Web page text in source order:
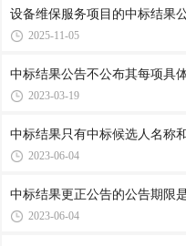
弄虚作假
设备维保服务项目的中标结果
2025-11-05
中标结果公告不公布其每项具
2023-03-19
中标结果只有中标候选人名称
2023-06-04
中标结果更正公告的公告期限
2023-06-04